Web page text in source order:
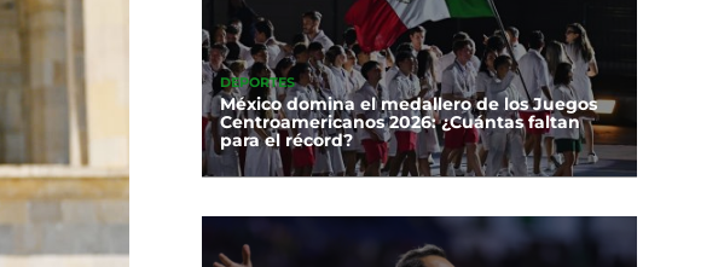
DEPORTES
México domina el medallero de los Juegos
Centroamericanos 2026: ¿Cuántas faltan
para el récord?